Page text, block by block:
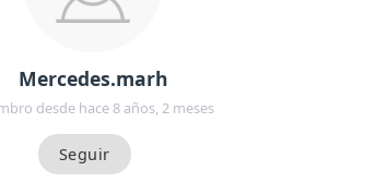
Mercedes.marh
desde hace 8 años, 2 meses